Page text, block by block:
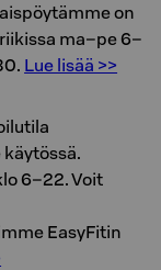
on
ma–pe 6–
Lue lisää >>
6–22. Voit
EasyFitin